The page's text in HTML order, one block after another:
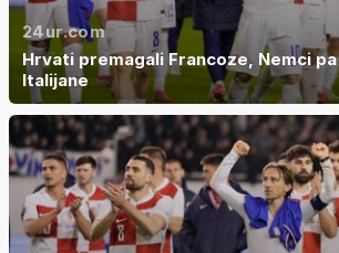
24ur.com
Hrvati premagali Francoze, Nemci
Italijane